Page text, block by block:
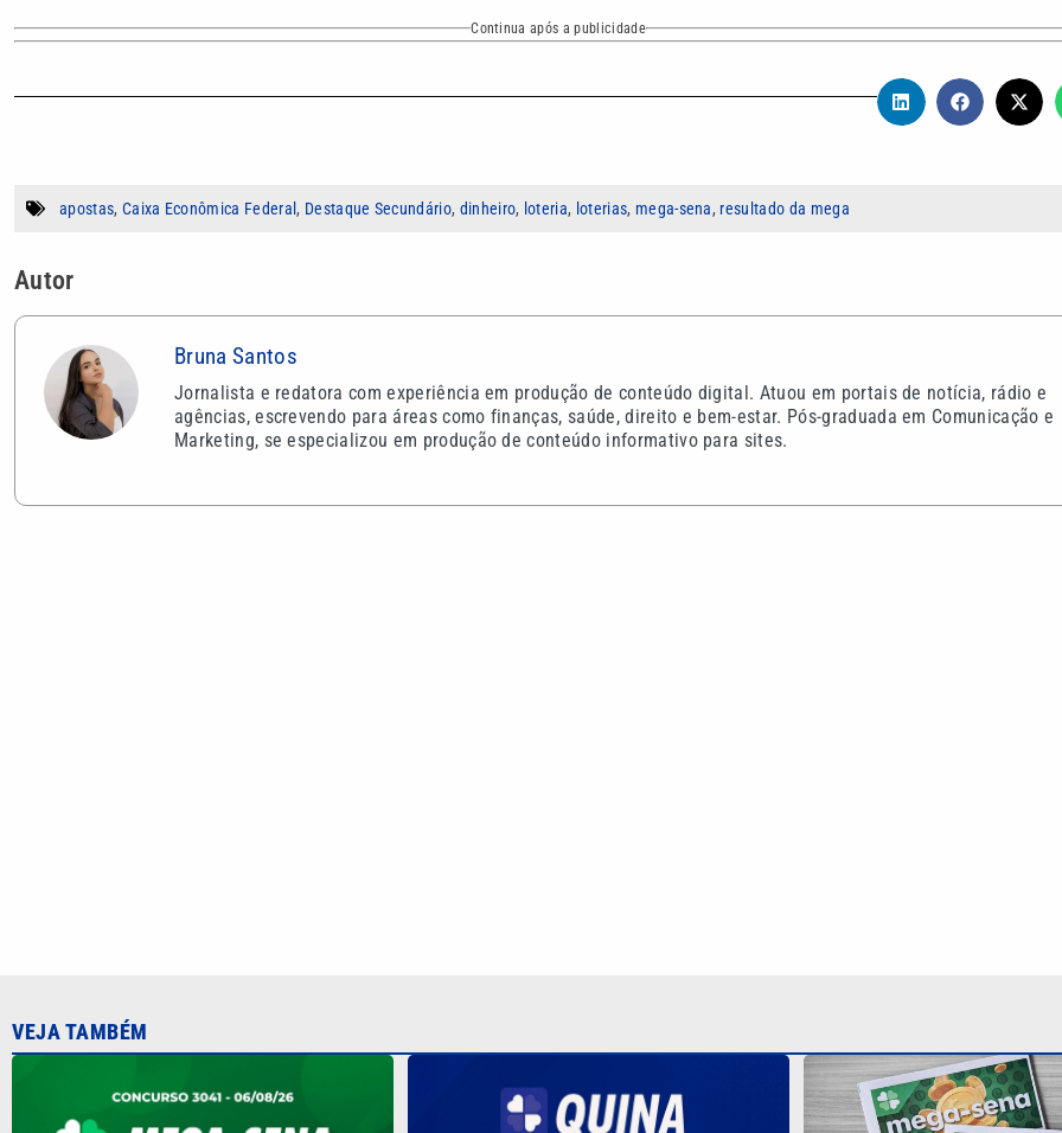
Continua após a publicidade
apostas, Caixa Econômica Federal, Destaque Secundário, dinheiro, loteria, loterias, mega-sena, resultado da mega
Autor
Bruna Santos
Jornalista e redatora com experiência em produção de conteúdo digital. Atuou em portais de notícia, rádio e
agências, escrevendo para áreas como finanças, saúde, direito e bem-estar. Pós-graduada em Comunicação e
Marketing, se especializou em produção de conteúdo informativo para sites.
Mega-Sena 3041 sorteia prêmio de R$
150 milhões nesta quinta; veja como
nesta quarta-feira; veja o resultado